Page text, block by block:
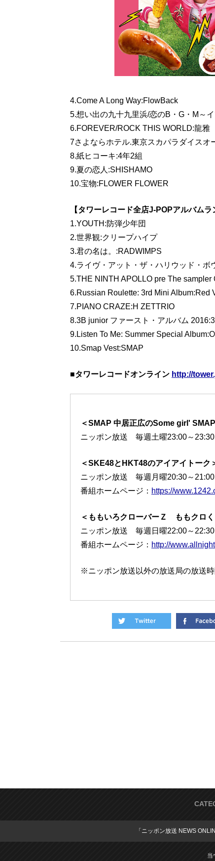
4.Come A Long Way:FlowBack
5.想い出の九十九里浜/恋のB・G・M～
6.FOREVER/ROCK THIS WORLD:龍雅
7さよならホテル.東京スカパラダイスオ
8.紙ヒコーキ:4年2組
9.夏の恋人:SHISHAMO
10.宝物:FLOWER FLOWER
【タワーレコード全店J-POPアルバム
1.YOUTH:防弾少年団
2.世界観:クリープハイプ
3.君の名は。:RADWIMPS
4.ライヴ・アット・ザ・ハリウッド・ボ
5.THE NINTH APOLLO pre The sampler
6.Russian Roulette: 3rd Mini Album:Red
7.PIANO CRAZE:H ZETTRIO
8.3B junior ファースト・アルバム
9.Listen To Me: Summer Special
10.Smap Vest:SMAP
■タワーレコードオンライン http://
＜SMAP 中居正広のSome girl'
ニッポン放送 毎週土曜23:00～23:30
＜SKE48とHKT48のアイアイトーク
ニッポン放送 毎週月曜20:30～21:00
番組ホームページ： https://
＜ももいろクローバーＺ ももクロ
ニッポン放送 毎週日曜22:00～22:30
番組ホームページ： http://
※ニッポン放送以外の放送局の放送
「ニッポン放送 NEWS
当